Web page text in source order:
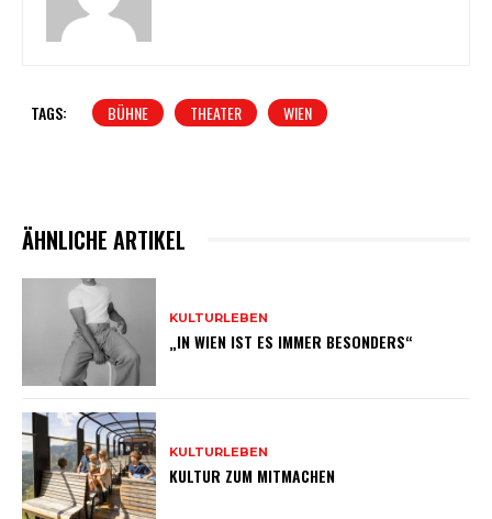
TAGS: BÜHNE THEATER WIEN
ÄHNLICHE ARTIKEL
KULTURLEBEN
„IN WIEN IST ES IMMER BESONDERS“
KULTURLEBEN
KULTUR ZUM MITMACHEN